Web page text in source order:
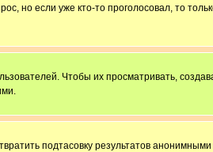
но если уже кто-то проголосовал, то
Чтобы их просматривать,
подтасовку результатов